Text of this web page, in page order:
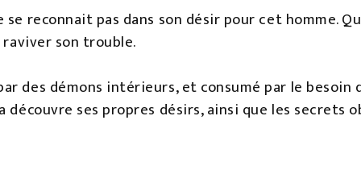
reconnait pas dans son désir pour cet homme.
son trouble.
des démons intérieurs, et consumé par le
découvre ses propres désirs, ainsi que les secrets